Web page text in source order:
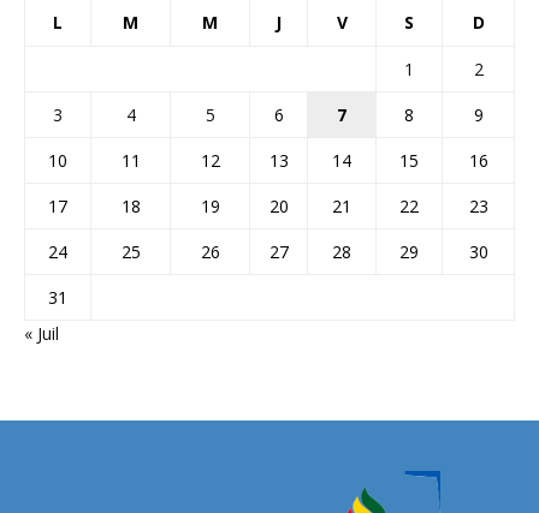
L M M J V S D
1
2
3
4 5 6 7 8
9
10
11 12 13 14 15
16
17
18 19 20 21 22
23
24
25 26 27 28 29
30
31
« Juil